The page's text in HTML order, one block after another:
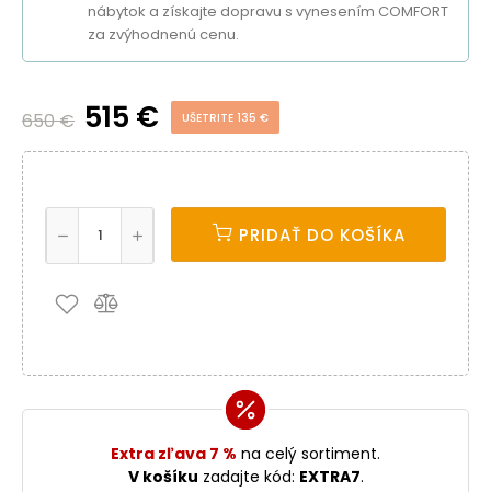
nábytok a získajte dopravu s vynesením COMFORT
za zvýhodnenú cenu.
650 € 515 € UŠETRITE 135 €
PRIDAŤ DO KOŠÍKA
Extra zľava 7 % na celý sortiment.
V košíku zadajte kód: EXTRA7.